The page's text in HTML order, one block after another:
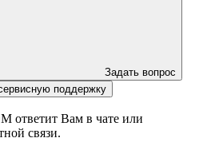
Задать вопрос
поддержку
Вам в чате или
связи.